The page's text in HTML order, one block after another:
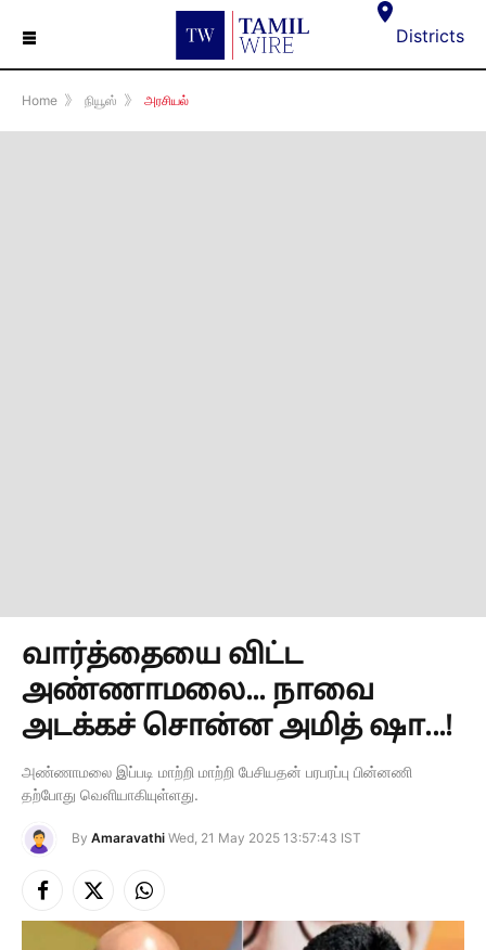
☰ Districts
Home 》 நியூஸ் 》 அரசியல்
வார்த்தையை விட்ட
அண்ணாமலை... நாவை
அடக்கச் சொன்ன அமித் ஷா...!
அண்ணாமலை இப்படி மாற்றி மாற்றி பேசியதன் பரபரப்பு பின்னணி
தற்போது வெளியாகியுள்ளது.
By Amaravathi Wed, 21 May 2025 13:57:43 IST
Facebook
X
(Twitter)
Instagram